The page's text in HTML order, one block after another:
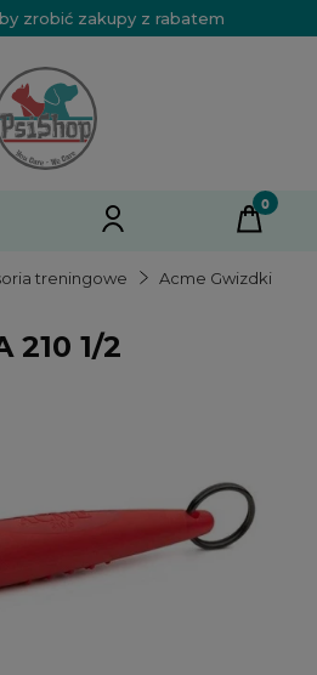
zrobić zakupy z rabatem
treningowe
Acme Gwizdki
210 1/2